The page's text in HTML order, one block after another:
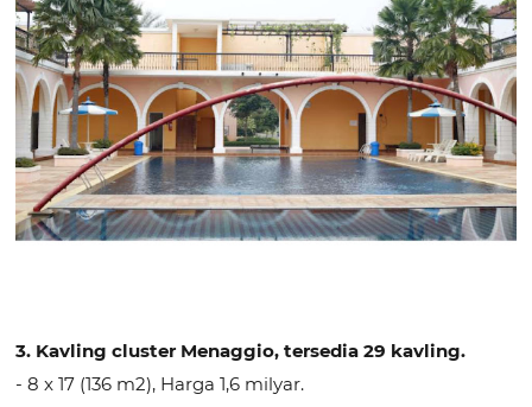
3. Kavling cluster Menaggio, tersedia 29 kavling.
- 8 x 17 (136 m2), Harga 1,6 milyar.